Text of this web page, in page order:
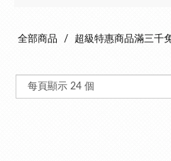
全部商品 超級特惠商品滿三千